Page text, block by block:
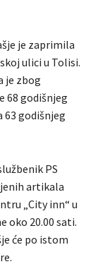
je zaprimila
ulici u Tolisi.
je zbog
68 godišnjeg
63 godišnjeg
PS
artikala
„City inn“ u
oko 20.00 sati.
će po istom